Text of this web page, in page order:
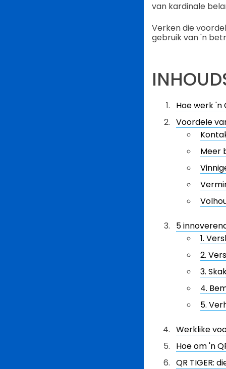
van kardinale
Verken die
gebruik van 'n
Hoe werk
Voordele
Meer
5
1.
2.
3.
4.
5.
Werklike
Hoe om 'n
QR TIGER: